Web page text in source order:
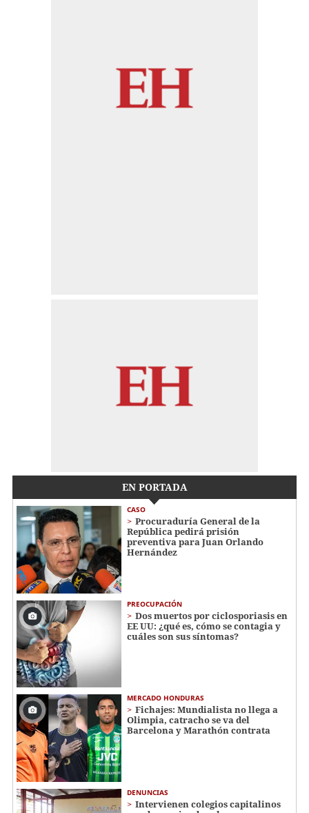
EN PORTADA
CASO
Procuraduría General de la
República pedirá prisión
preventiva para Juan Orlando
Hernández
PREOCUPACIÓN
Dos muertos por ciclosporiasis en
EE UU: ¿qué es, cómo se contagia y
cuáles son sus síntomas?
MERCADO HONDURAS
Fichajes: Mundialista no llega a
Olimpia, catracho se va del
Barcelona y Marathón contrata
DENUNCIAS
Intervienen colegios capitalinos